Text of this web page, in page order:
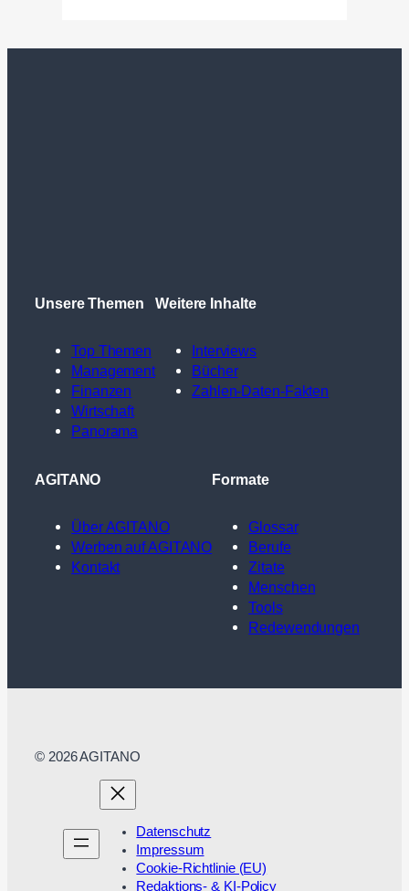
Unsere Themen
Top Themen
Management
Finanzen
Wirtschaft
Panorama
Weitere Inhalte
Interviews
Bücher
Zahlen-Daten-Fakten
AGITANO
Über AGITANO
Werben auf AGITANO
Kontakt
Formate
Glossar
Berufe
Zitate
Menschen
Tools
Redewendungen
© 2026 AGITANO
Datenschutz
Impressum
Cookie-Richtlinie (EU)
Redaktions- & KI-Policy